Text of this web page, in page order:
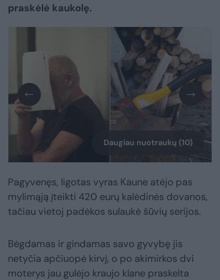
praskėlė kaukolę.
Daugiau nuotraukų (10)
Pagyvenęs, ligotas vyras Kaune atėjo pas
mylimąją įteikti 420 eurų kalėdinės dovanos,
tačiau vietoj padėkos sulaukė šūvių serijos.
Bėgdamas ir gindamas savo gyvybę jis
netyčia apčiuopė kirvį, o po akimirkos dvi
moterys jau gulėjo kraujo klane praskelta